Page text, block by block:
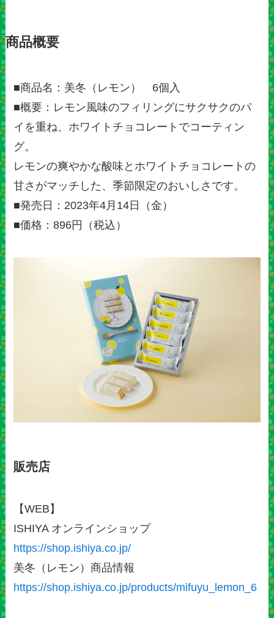
商品概要
■商品名：美冬（レモン） 6個入
■概要：レモン風味のフィリングにサクサクのパ
イを重ね、ホワイトチョコレートでコーティン
グ。
レモンの爽やかな酸味とホワイトチョコレートの
甘さがマッチした、季節限定のおいしさです。
■発売日：2023年4月14日（金）
■価格：896円（税込）
販売店
【WEB】
ISHIYA オンラインショップ
https://shop.ishiya.co.jp/
美冬（レモン）商品情報
https://shop.ishiya.co.jp/products/mifuyu_lemon_6